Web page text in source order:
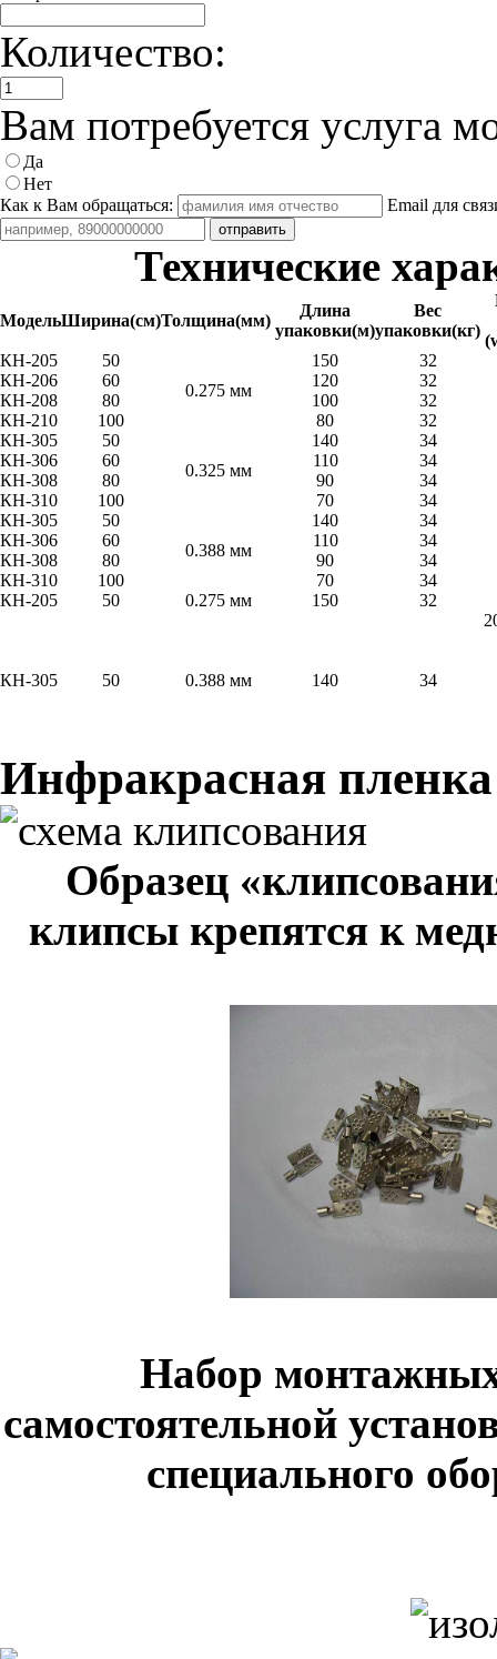
Количество:
Вам потребуется услуга
Да
Нет
Как к Вам обращаться:
Email для
Технические
МодельШирина(см)Толщина(мм)
Длина
упаковки(м)
Вес
упаковки(кг)
КН-205
50
0.275 мм
150
32
КН-206
60 120
32
КН-208
80 100
32
КН-210
100 80
32
КН-305
50
0.325 мм
140
34
КН-306
60 110
34
КН-308
80 90
34
КН-310
100 70
34
КН-305
50
0.388 мм
140
34
КН-306
60 110
34
КН-308
80 90
34
КН-310
100 70
34
КН-205
50 0.275 мм 150 32
КН-305 50 0.388 мм 140 34
Инфракрасная
Образец
клипсы крепятся к
Набор
самостоятельной
специального